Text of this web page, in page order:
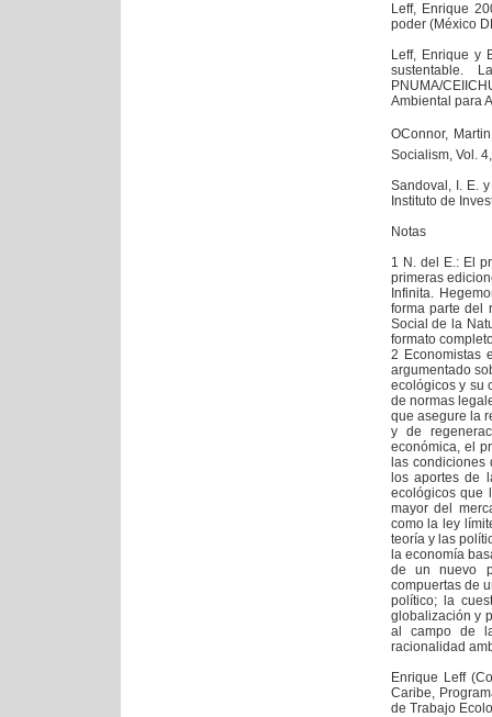
Leff, Enrique
poder (México
Leff, Enrique y
sustentable.
PNUMA/
Ambiental para
OConnor,
Socialism, Vol. 4,
Sandoval, I. E.
Instituto de
Notas
1 N. del E.: El
primeras
Infinita.
forma parte del
Social de la
formato
2 Economistas
argumentado
ecológicos y su
de normas
que asegure la
y de
económica, el
las
los aportes de
ecológicos que
mayor del
como la ley
teoría y las
la economía
de un nuevo
compuertas de
político; la
globalización y
al campo de
racionalidad
Enrique Leff
Caribe,
de Trabajo